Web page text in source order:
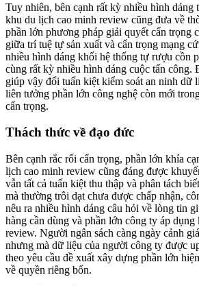
Tuy nhiên, bên cạnh rất kỳ nhiều hình dáng
khu du lịch cao minh review cũng đưa về
phần lớn phương pháp giải quyết cẩn trọng
giữa trí tuệ tự sản xuất và cẩn trọng mạng
nhiều hình dáng khối hệ thống tự rượu cồn
cùng rất kỳ nhiều hình dáng cuộc tấn công.
giúp vậy đổi tuấn kiệt kiểm soát an ninh dữ
liên tưởng phần lớn công nghệ còn mới
cẩn trọng.
Thách thức về đạo đức
Bên cạnh rắc rối cẩn trọng, phần lớn khía
lịch cao minh review cũng đáng được
vẫn tất cả tuấn kiệt thu thập và phân tách
mà thường trôi dạt chưa được chấp nhận,
nêu ra nhiều hình dáng câu hỏi về lòng tin
hàng cần dùng và phần lớn công ty áp
review. Người ngân sách càng ngày cảnh
nhưng mà dữ liệu của người công ty được
theo yêu cầu đề xuất xây dựng phần lớn
về quyền riêng bốn.